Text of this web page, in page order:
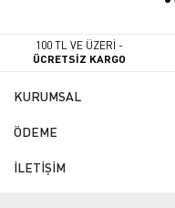
100 TL VE ÜZERİ -
ÜCRETSİZ KARGO
KURUMSAL
ÖDEME
İLETİŞİM